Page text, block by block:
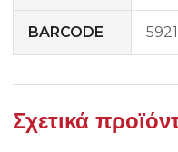
BARCODE
Σχετικά